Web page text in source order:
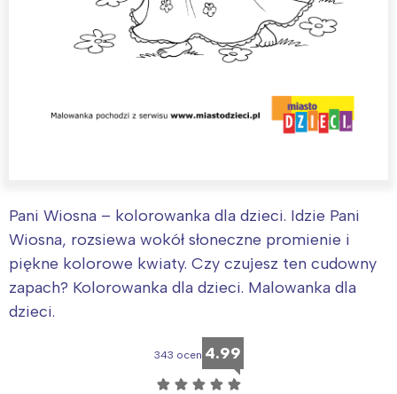
Pani Wiosna – kolorowanka dla dzieci. Idzie Pani
Wiosna, rozsiewa wokół słoneczne promienie i
piękne kolorowe kwiaty. Czy czujesz ten cudowny
zapach? Kolorowanka dla dzieci. Malowanka dla
dzieci.
343 ocen 4.99
☆ ☆ ☆ ☆ ☆